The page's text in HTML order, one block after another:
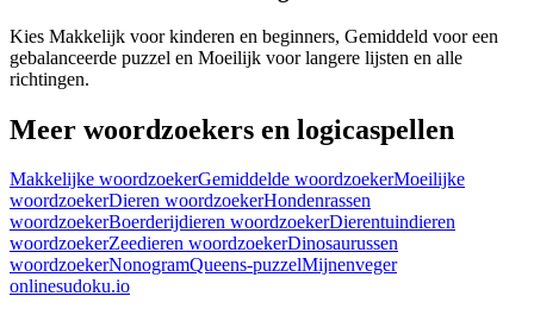
Kies Makkelijk voor kinderen en beginners, Gemiddeld voor een
gebalanceerde puzzel en Moeilijk voor langere lijsten en alle
richtingen.
Meer woordzoekers en logicaspellen
Makkelijke woordzoekerGemiddelde woordzoekerMoeilijke
woordzoekerDieren woordzoekerHondenrassen
woordzoekerBoerderijdieren woordzoekerDierentuindieren
woordzoekerZeedieren woordzoekerDinosaurussen
woordzoekerNonogramQueens-puzzelMijnenveger
onlinesudoku.io